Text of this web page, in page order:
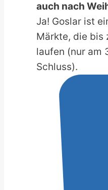
auch nach
Ja! Goslar ist
Märkte, die bis
laufen (nur am
Schluss).